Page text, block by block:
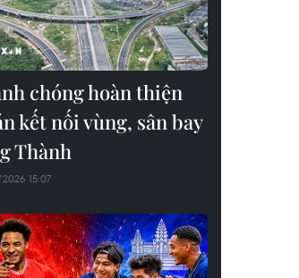
chóng hoàn thiện
kết nối vùng, sân bay
Thành
15:07